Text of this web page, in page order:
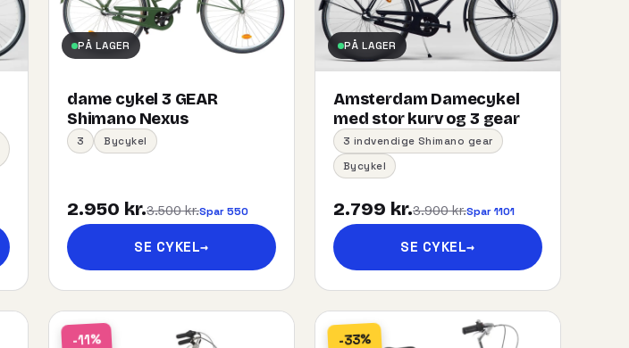
PÅ LAGER
dame cykel 3 GEAR
Shimano Nexus
3 Bycykel
2.950 kr.3.500 kr.Spar 550
SE CYKEL→
PÅ LAGER
Amsterdam Damecykel
med stor kurv og 3 gear
3 indvendige Shimano gear
Bycykel
2.799 kr.3.900 kr.Spar 1101
SE CYKEL→
-11% -33%